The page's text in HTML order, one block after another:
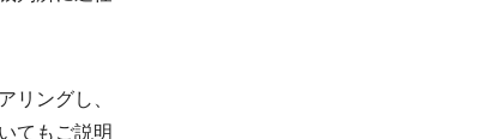
リングし、
てもご説明